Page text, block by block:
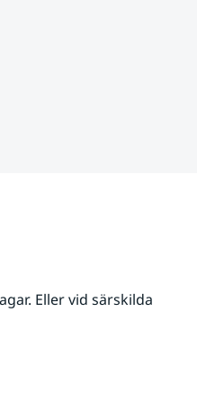
Eller vid särskilda